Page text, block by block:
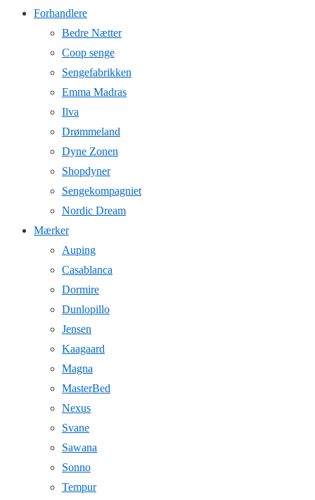
Forhandlere
Bedre Nætter
Coop senge
Sengefabrikken
Emma Madras
Ilva
Drømmeland
Dyne Zonen
Shopdyner
Sengekompagniet
Nordic Dream
Mærker
Auping
Casablanca
Dormire
Dunlopillo
Jensen
Kaagaard
Magna
MasterBed
Nexus
Svane
Sawana
Sonno
Tempur